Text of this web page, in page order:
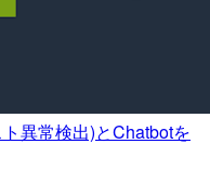
異常検出)とChatbotを